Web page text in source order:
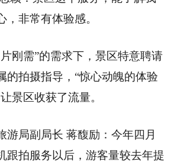
非常有体验感。
刚需”的需求下，景区特意聘请
的拍摄指导，“惊心动魄的体验
景区收获了流量。
游局副局长 蒋馥励：今年四月
跟拍服务以后，游客量较去年提